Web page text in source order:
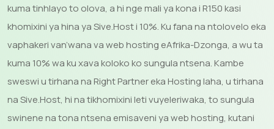
kuma tinhlayo to olova, a hi nge mali ya kona i R150 kasi
khomixini ya hina ya Sive.Host i 10%. Ku fana na ntolovelo eka
vaphakeri van’wana va web hosting eAfrika-Dzonga, a wu ta
kuma 10% wa ku xava koloko ko sungula ntsena. Kambe
sweswi u tirhana na Right Partner eka Hosting laha, u tirhana
na Sive.Host, hi na tikhomixini leti vuyeleriwaka, to sungula
swinene na tona ntsena emisaveni ya web hosting, kutani